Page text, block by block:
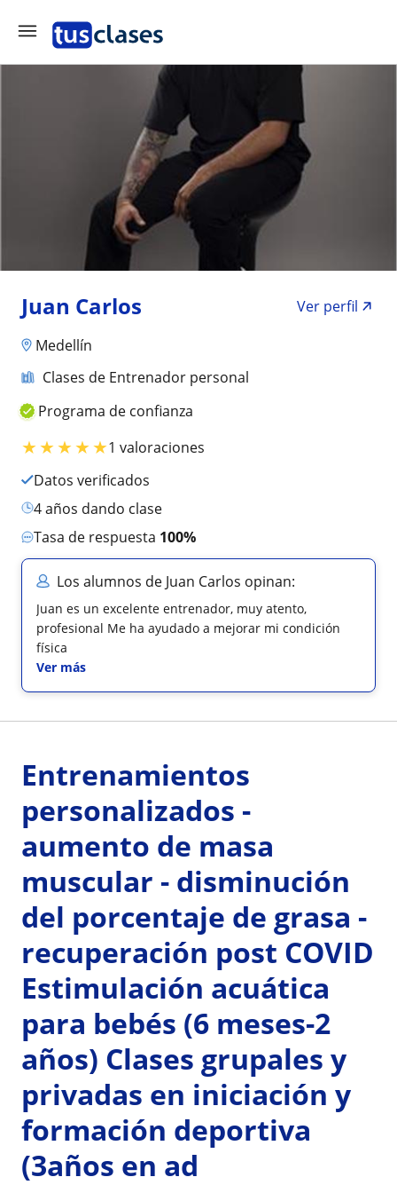
Juan Carlos
Ver perfil
Medellín
Clases de Entrenador personal
Programa de confianza
★★★★★1 valoraciones
Datos verificados
4 años dando clase
Tasa de respuesta 100%
Los alumnos de Juan Carlos opinan:
Juan es un excelente entrenador, muy atento,
profesional Me ha ayudado a mejorar mi condición
física
Ver más
Entrenamientos
personalizados -
aumento de masa
muscular - disminución
del porcentaje de grasa -
recuperación post COVID
Estimulación acuática
para bebés (6 meses-2
años) Clases grupales y
privadas en iniciación y
formación deportiva
(3años en ad